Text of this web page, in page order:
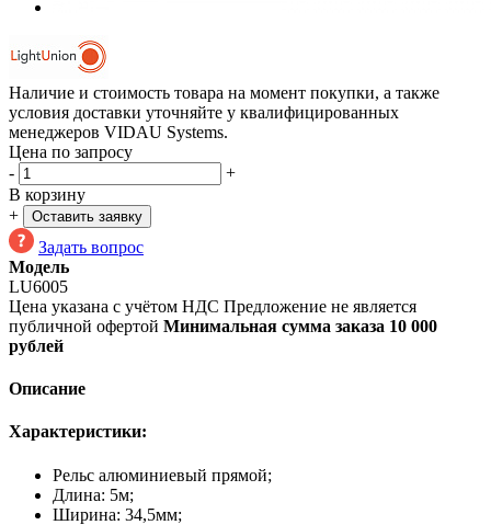
Наличие и стоимость товара на момент покупки, а также
условия доставки уточняйте у квалифицированных
менеджеров VIDAU Systems.
Цена по запросу
-
+
В корзину
+
Оставить заявку
Задать вопрос
Модель
LU6005
Цена указана с учётом НДС Предложение не является
публичной офертой Минимальная сумма заказа 10 000
рублей
Описание
Характеристики:
Рельс алюминиевый прямой;
Длина: 5м;
Ширина: 34,5мм;